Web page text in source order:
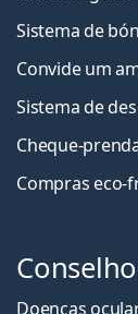
Sistema de
Convide um
Sistema de
Cheque-
Compras eco-
Doenças